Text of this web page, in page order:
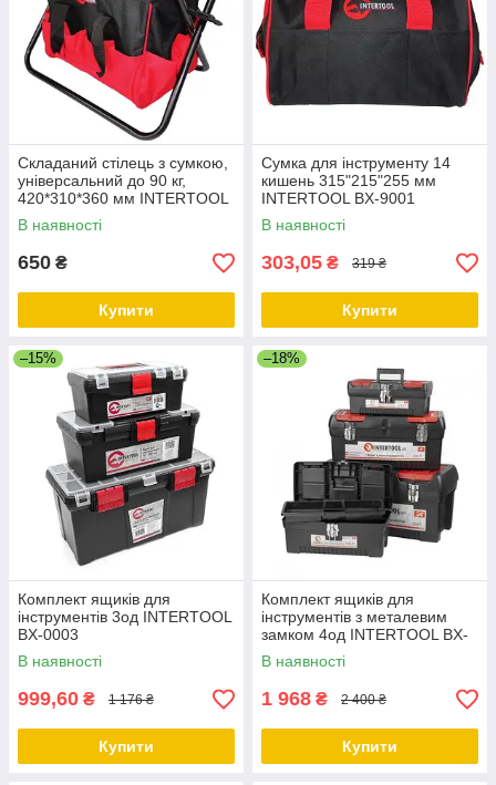
Складаний стілець з сумкою,
універсальний до 90 кг,
420*310*360 мм INTERTOOL
BX-9006
В наявності
650 ₴
Купити
Сумка для інструменту 14
кишень 315"215"255 мм
INTERTOOL BX-9001
В наявності
303,05 ₴ 319 ₴
Купити
–15%
Комплект ящиків для
інструментів 3од INTERTOOL
BX-0003
В наявності
999,60 ₴ 1 176 ₴
Купити
–18%
Комплект ящиків для
інструментів з металевим
замком 4од INTERTOOL BX-
0004
В наявності
1 968 ₴ 2 400 ₴
Купити